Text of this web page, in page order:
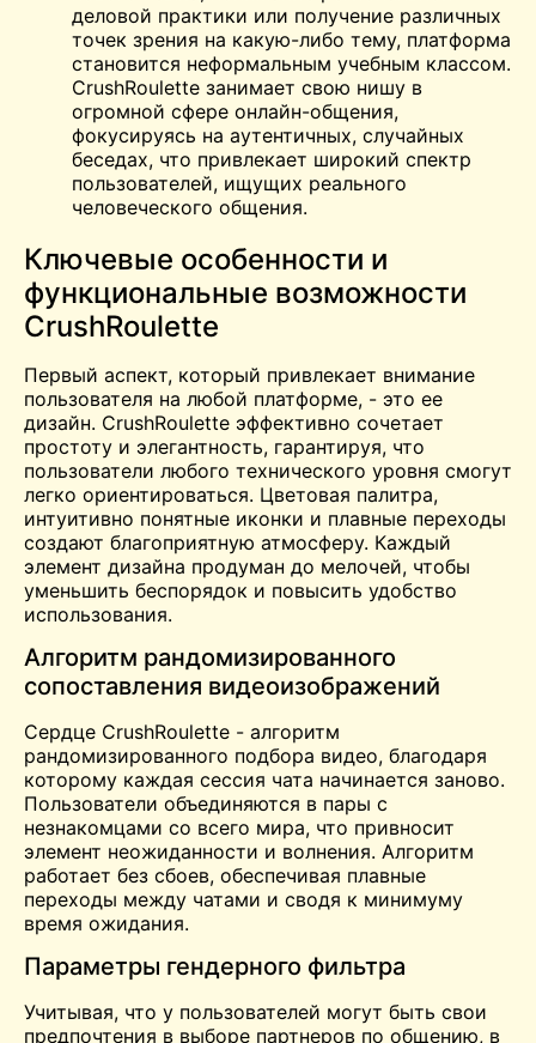
деловой практики или получение различных
точек зрения на какую-либо тему, платформа
становится неформальным учебным классом.
CrushRoulette занимает свою нишу в
огромной сфере онлайн-общения,
фокусируясь на аутентичных, случайных
беседах, что привлекает широкий спектр
пользователей, ищущих реального
человеческого общения.
Ключевые особенности и
функциональные возможности
CrushRoulette
Первый аспект, который привлекает внимание
пользователя на любой платформе, - это ее
дизайн. CrushRoulette эффективно сочетает
простоту и элегантность, гарантируя, что
пользователи любого технического уровня смогут
легко ориентироваться. Цветовая палитра,
интуитивно понятные иконки и плавные переходы
создают благоприятную атмосферу. Каждый
элемент дизайна продуман до мелочей, чтобы
уменьшить беспорядок и повысить удобство
использования.
Алгоритм рандомизированного
сопоставления видеоизображений
Сердце CrushRoulette - алгоритм
рандомизированного подбора видео, благодаря
которому каждая сессия чата начинается заново.
Пользователи объединяются в пары с
незнакомцами со всего мира, что привносит
элемент неожиданности и волнения. Алгоритм
работает без сбоев, обеспечивая плавные
переходы между чатами и сводя к минимуму
время ожидания.
Параметры гендерного фильтра
Учитывая, что у пользователей могут быть свои
предпочтения в выборе партнеров по общению, в